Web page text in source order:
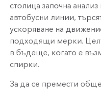
столица започна
автобусни линии,
ускоряване на
подходящи мерки.
в бъдеще, когато е
спирки.
За да се премести